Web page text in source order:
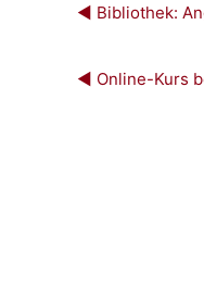
◀︎ Bibliothek:
◀︎ Online-Kurs